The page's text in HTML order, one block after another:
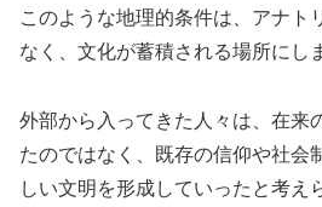
このような地理的条件は、アナト
なく、文化が蓄積される場所にし
外部から入ってきた人々は、在来
たのではなく、既存の信仰や社会
しい文明を形成していったと考え